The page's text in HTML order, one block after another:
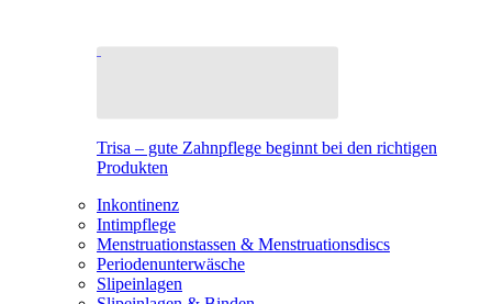
Trisa – gute Zahnpflege beginnt bei den richtigen
Produkten
Inkontinenz
Intimpflege
Menstruationstassen & Menstruationsdiscs
Periodenunterwäsche
Slipeinlagen